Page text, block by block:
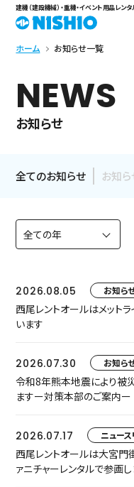
建機（建設機械）・重機・イベント用品レンタ
ホーム お知らせ一覧
NEWS
お知らせ
全てのお知らせ お知
2026.08.05 お知ら
西尾レントオールはメット
います
2026.07.30 お知ら
令和8年熊本地震により被
ますー対策本部のご案内ー
2026.07.17 ニュース
西尾レントオールは大宮
ァニチャーレンタルで参画